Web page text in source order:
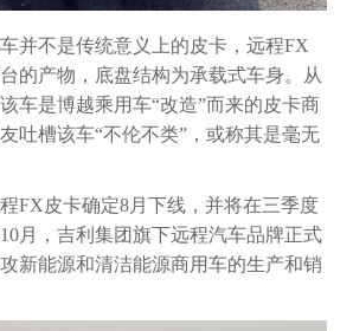
并不是传统意义上的皮卡，远程FX
的产物，底盘结构为承载式车身。从
车是博越乘用车“改造”而来的皮卡商
吐槽该车“不伦不类”，或称其是毫无
FX皮卡确定8月下线，并将在三季度
月，吉利集团旗下远程汽车品牌正式
新能源和清洁能源商用车的生产和销